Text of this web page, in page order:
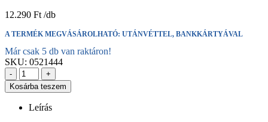
12.290 Ft
A TERMÉK MEGVÁSÁROLHATÓ: UTÁNVÉTTEL, BANKKÁRTYÁVAL
Már csak 5 db van raktáron!
SKU: 0521444
-
+
Kosárba teszem
Leírás